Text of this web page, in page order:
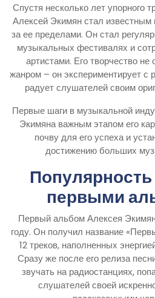
Спустя несколько лет упорного
Алексей Экимян стал известным
за ее пределами. Он стал
музыкальных фестивалях и
артистами. Его творчество не
жанром – он экспериментирует с
радует слушателей своим
Первые шаги в музыкальной
Экимяна важным этапом его
почву для его успеха и
достижению больших
Популярность
первыми
Первый альбом Алексея
году. Он получил название
12 треков, наполненных
Сразу же после его релиза
звучать на радиостанциях,
слушателей своей